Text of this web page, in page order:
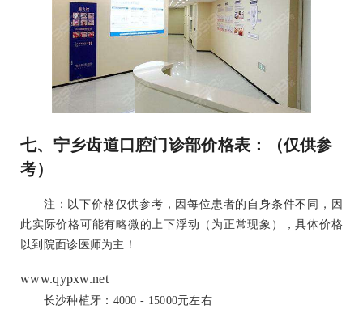
七、宁乡齿道口腔门诊部价格表：（仅供参
考）
注：以下价格仅供参考，因每位患者的自身条件不同，因
此实际价格可能有略微的上下浮动（为正常现象），具体价格
以到院面诊医师为主！
www.qypxw.net
长沙种植牙：4000 - 15000元左右